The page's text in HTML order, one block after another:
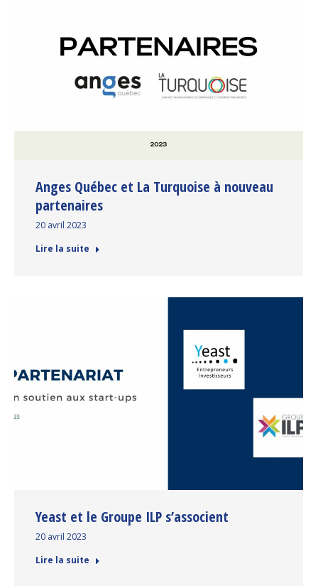
Anges Québec et La Turquoise à nouveau
partenaires
20 avril 2023
Lire la suite
Yeast et le Groupe ILP s’associent
20 avril 2023
Lire la suite